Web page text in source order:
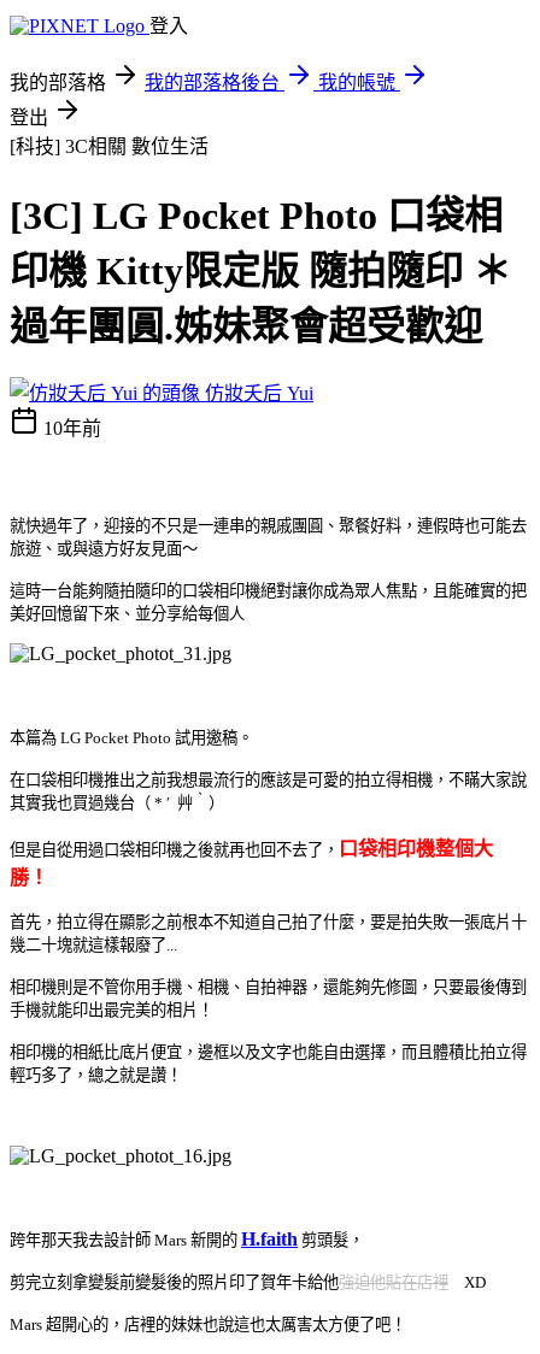
登入
我的部落格 我的部落格後台
我的帳號
登出
[科技] 3C相關 數位生活
[3C] LG Pocket Photo 口袋相
印機 Kitty限定版 隨拍隨印 ＊
過年團圓.姊妹聚會超受歡迎
仿妝夭后 Yui
10年前
就快過年了，迎接的不只是一連串的親戚團圓、聚餐好料，連假時也可能去
旅遊、或與遠方好友見面～
這時一台能夠隨拍隨印的口袋相印機絕對讓你成為眾人焦點，且能確實的把
美好回憶留下來、並分享給每個人
本篇為 LG Pocket Photo 試用邀稿。
在口袋相印機推出之前我想最流行的應該是可愛的拍立得相機，不瞞大家說
其實我也買過幾台（ * ′ 艸‵）
但是自從用過口袋相印機之後就再也回不去了， 口袋相印機整個大
勝！
首先，拍立得在顯影之前根本不知道自己拍了什麼，要是拍失敗一張底片十
幾二十塊就這樣報廢了...
相印機則是不管你用手機、相機、自拍神器，還能夠先修圖，只要最後傳到
手機就能印出最完美的相片！
相印機的相紙比底片便宜，邊框以及文字也能自由選擇，而且體積比拍立得
輕巧多了，總之就是讚！
跨年那天我去設計師 Mars 新開的 H.faith 剪頭髮，
剪完立刻拿變髮前變髮後的照片印了賀年卡給他強迫他貼在店裡 XD
Mars 超開心的，店裡的妹妹也說這也太厲害太方便了吧！